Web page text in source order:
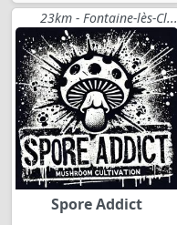
23km - Fontaine-lès-Cl...
Spore Addict